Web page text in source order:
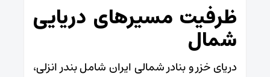
ظرفیت مسیرهای دریایی
شمال
دریای خزر و بنادر شمالی ایران شامل بندر انزلی،